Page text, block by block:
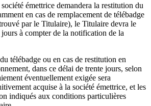
émettrice demandera la restitution du
en cas de remplacement de télébadge
par le Titulaire), le Titulaire devra le
jours à compter de la notification de la
télébadge ou en cas de restitution en
dans ce délai de trente jours, selon
éventuellement exigée sera
acquise à la société émettrice, et les
indiqués aux conditions particulières